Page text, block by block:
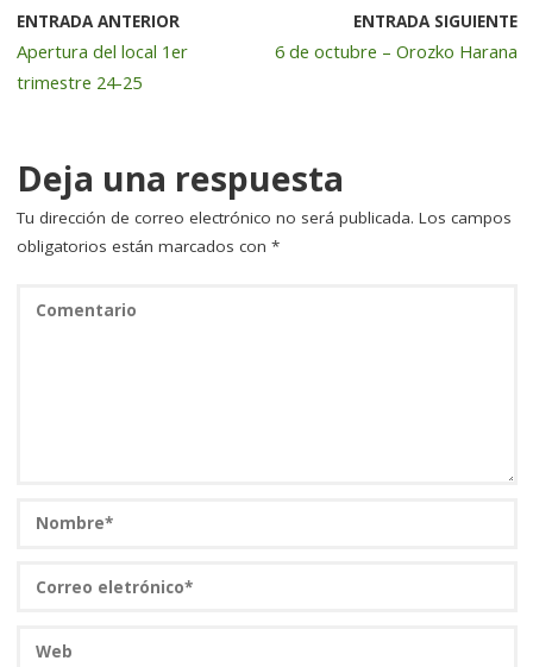
b
o
o
r dI
n rt
ENTRADA ANTERIOR
Apertura del local 1er
trimestre 24-25
ENTRADA SIGUIENTE
6 de octubre – Orozko Harana
Deja una respuesta
Tu dirección de correo electrónico no será publicada. Los campos
obligatorios están marcados con *